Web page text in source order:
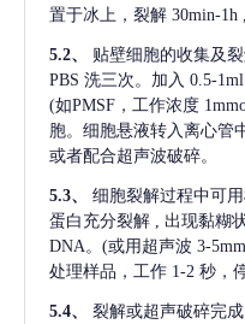
置于冰上，裂解 30min-1h
5.2、
贴壁细胞的收集及
PBS 洗三次。加入 0.5-
(如PMSF，工作浓度
胞。细胞悬液转入离心管
或者配合超声波破碎。
5.3、
细胞裂解过程中可
蛋白充分裂解
, 出现黏糊
DNA。(或用超声波 3-
处理样品，工作 1-2 秒，
5.4、 裂解或超声破碎完成